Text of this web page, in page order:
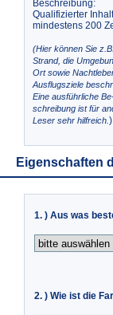
Beschreibung:
Qualifizierter
mindestens 200
(Hier können Sie
Strand, die
Ort sowie
Ausflugsziele
Eine ausführliche
schreibung ist für
Leser sehr hilfreich. )
Eigenschaften
1. ) Aus was
2. ) Wie ist die